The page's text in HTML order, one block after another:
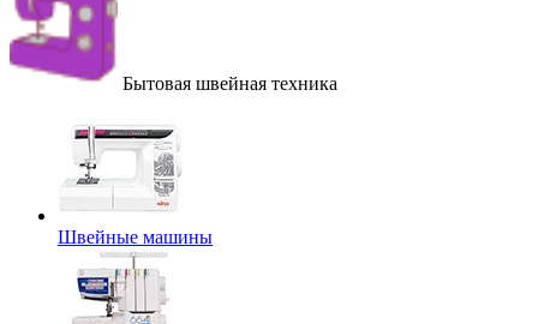
Бытовая швейная техника
Швейные машины